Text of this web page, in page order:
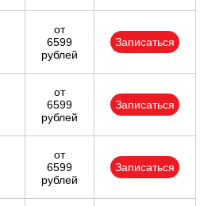
от
6599
рублей
Записаться
от
6599
рублей
Записаться
от
6599
рублей
Записаться